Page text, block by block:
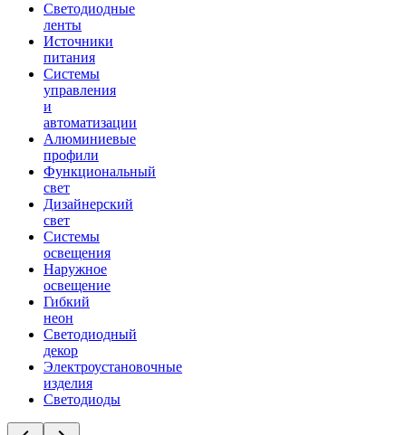
Светодиодные
ленты
Источники
питания
Системы
управления
и
автоматизации
Алюминиевые
профили
Функциональный
свет
Дизайнерский
свет
Системы
освещения
Наружное
освещение
Гибкий
неон
Светодиодный
декор
Электроустановочные
изделия
Светодиоды